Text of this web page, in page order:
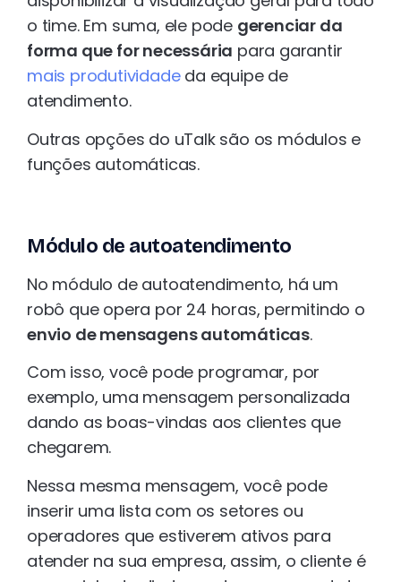
o time. Em suma, ele pode gerenciar da
forma que for necessária para garantir
mais produtividadeda equipe de
atendimento.
Outras opções do uTalk são os módulos e
funções automáticas.
Módulo de autoatendimento
No módulo de autoatendimento, há um
robô que opera por 24 horas, permitindo o
envio de mensagens automáticas.
Com isso, você pode programar, por
exemplo, uma mensagem personalizada
dando as boas-vindas aos clientes que
chegarem.
Nessa mesma mensagem, você pode
inserir uma lista com os setores ou
operadores que estiverem ativos para
atender na sua empresa, assim, o cliente é